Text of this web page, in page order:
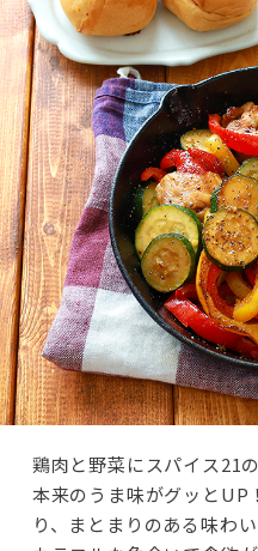
鶏肉と野菜にスパイス21
本来のうま味がグッとUP
り、まとまりのある味わ